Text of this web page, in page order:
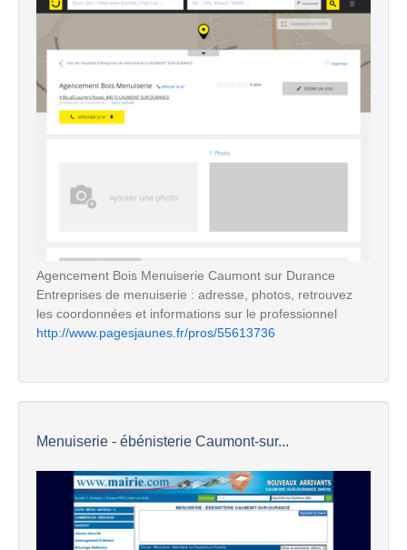
Agencement Bois Menuiserie Caumont sur Durance
Entreprises de menuiserie : adresse, photos, retrouvez
les coordonnées et informations sur le professionnel
http://www.pagesjaunes.fr/pros/55613736
Menuiserie - ébénisterie Caumont-sur...